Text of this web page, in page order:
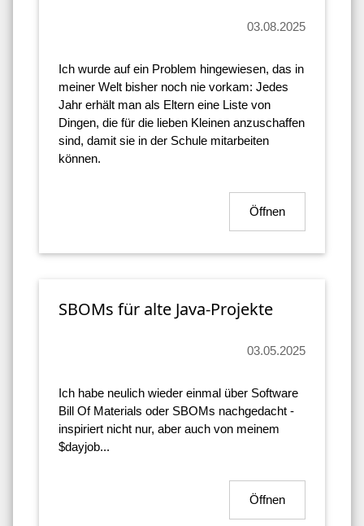
03.08.2025
Ich wurde auf ein Problem hingewiesen, das in
meiner Welt bisher noch nie vorkam: Jedes
Jahr erhält man als Eltern eine Liste von
Dingen, die für die lieben Kleinen anzuschaffen
sind, damit sie in der Schule mitarbeiten
können.
Öffnen
SBOMs für alte Java-Projekte
03.05.2025
Ich habe neulich wieder einmal über Software
Bill Of Materials oder SBOMs nachgedacht -
inspiriert nicht nur, aber auch von meinem
$dayjob...
Öffnen